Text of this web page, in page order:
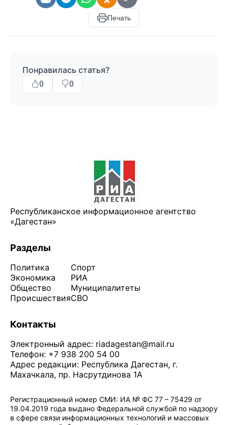
Печать
Понравилась статья?
0 0
Республиканское информационное агентство
«Дагестан»
Разделы
Политика
Экономика
Общество
Происшествия
Спорт
РИА
Муниципалитеты
СВО
Контакты
Электронный адрес: riadagestan@mail.ru
Телефон: +7 938 200 54 00
Адрес редакции: Республика Дагестан, г.
Махачкала, пр. Насрутдинова 1А
Регистрационный номер СМИ: ИА № ФС 77 – 75429 от
19.04.2019 года выдано Федеральной службой по надзору
в сфере связи информационных технологий и массовых